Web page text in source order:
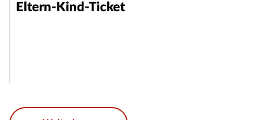
Eltern-Kind-Ticket